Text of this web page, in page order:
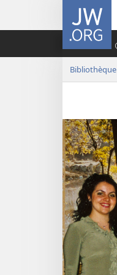
JW.ORG
Bibliothèque